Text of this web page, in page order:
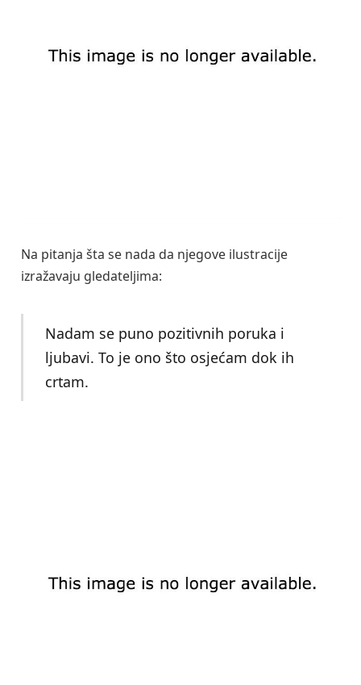
Na pitanja šta se nada da njegove ilustracije
izražavaju gledateljima:
Nadam se puno pozitivnih poruka i
ljubavi. To je ono što osjećam dok ih
crtam.